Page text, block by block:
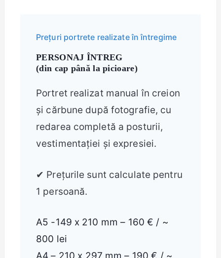
Prețuri portrete realizate în întregime
PERSONAJ ÎNTREG
(din cap până la picioare)
Portret realizat manual în creion
și cărbune după fotografie, cu
redarea completă a posturii,
vestimentației și expresiei.
✔ Prețurile sunt calculate pentru
1 persoană.
A5 -149 x 210 mm – 160 € / ~
800 lei